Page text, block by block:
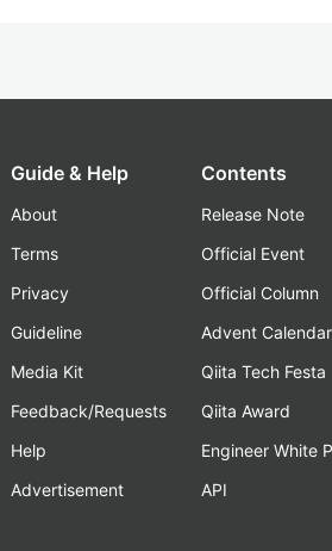
Guide & Help
About
Terms
Privacy
Guideline
Media Kit
Feedback/Requests
Help
Advertisement
Contents
Release Note
Official Event
Official Column
Advent Calendar
Qiita Tech Festa
Qiita Award
Engineer White
API